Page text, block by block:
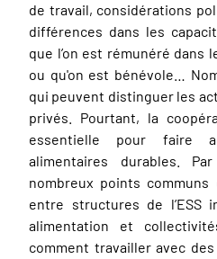
de travail, considérations
différences dans les
que l’on est rémunéré dans
ou qu'on est bénévole…
qui peuvent distinguer les
privés. Pourtant, la
essentielle pour faire
alimentaires durables.
nombreux points
entre structures de l’ESS
alimentation et
comment travailler avec